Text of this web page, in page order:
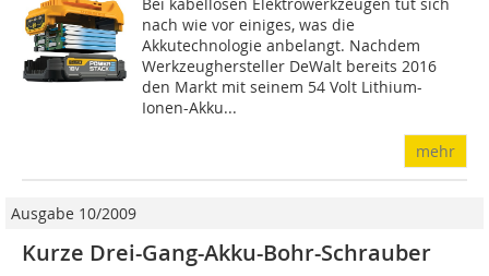
Bei kabellosen Elektrowerkzeugen tut sich
nach wie vor einiges, was die
Akkutechnologie anbelangt. Nachdem
Werkzeughersteller DeWalt bereits 2016
den Markt mit seinem 54 Volt Lithium-
Ionen-Akku...
mehr
Ausgabe 10/2009
Kurze Drei-Gang-Akku-Bohr-Schrauber